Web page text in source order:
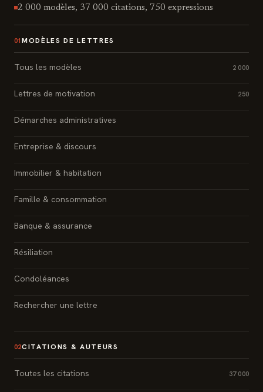
2 000 modèles, 37 000 citations, 750 expressions
01 MODÈLES DE LETTRES
Tous les modèles 2 000
Lettres de motivation 250
Démarches administratives
Entreprise & discours
Immobilier & habitation
Famille & consommation
Banque & assurance
Résiliation
Condoléances
Rechercher une lettre
02CITATIONS & AUTEURS
Toutes les citations 37 000